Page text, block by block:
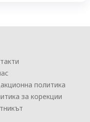
политика
за корекции